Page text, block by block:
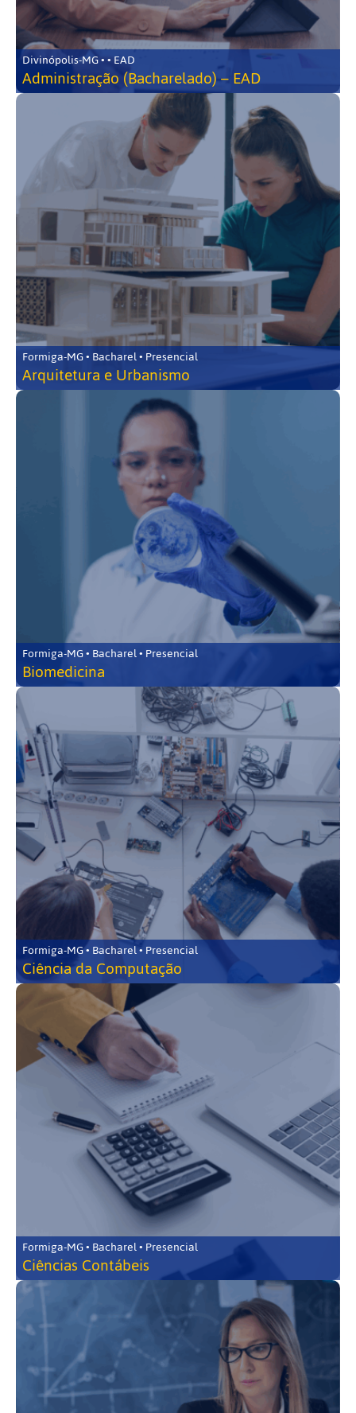
Divinópolis-MG • • EAD
Administração (Bacharelado) – EAD
Formiga-MG • Bacharel • Presencial
Arquitetura e Urbanismo
Formiga-MG • Bacharel • Presencial
Biomedicina
Formiga-MG • Bacharel • Presencial
Ciência da Computação
Formiga-MG • Bacharel • Presencial
Ciências Contábeis